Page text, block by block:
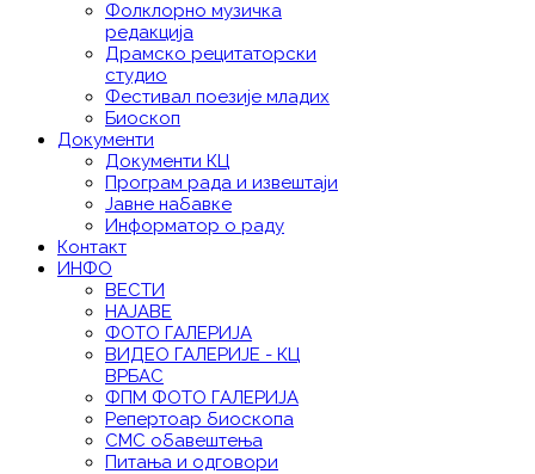
Фолклорно музичка
редакција
Драмско рецитаторски
студио
Фестивал поезије младих
Биоскоп
Документи
Документи КЦ
Програм рада и извештаји
Јавне набавке
Информатор о раду
Контакт
ИНФО
ВЕСТИ
НАЈАВЕ
ФОТО ГАЛЕРИЈА
ВИДЕО ГАЛЕРИЈE - КЦ
ВРБАС
ФПМ ФОТО ГАЛЕРИЈА
Репертоар биоскопа
СМС обавештења
Питања и одговори